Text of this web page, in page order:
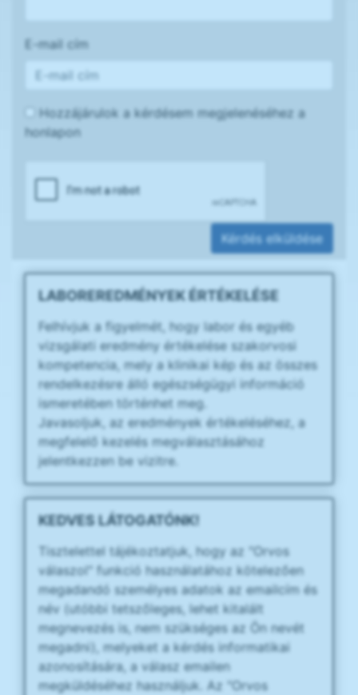
E-mail cím
Hozzájárulok a kérdésem megjelenéséhez a
honlapon
Kérdés elküldése
LABOREREDMÉNYEK ÉRTÉKELÉSE
Felhívjuk a figyelmét, hogy labor és egyéb
vizsgálati eredmény értékelése szakorvosi
kompetencia, mely a klinikai kép és az összes
rendelkezésre álló egészségügyi információ
ismeretében történhet meg.
Javasoljuk, az eredmények értékeléséhez, a
megfelelő kezelés megválasztásához
jelentkezzen be vizitre.
KEDVES LÁTOGATÓNK!
Tisztelettel tájékoztatjuk, hogy az "Orvos
válaszol" funkció használatához kötelezően
megadandó személyes adatok az emailcím és
név (utóbbi tetszőleges, lehet kitalált
megnevezés is, nem szükséges az Ön nevét
megadni), melyeket a kérdés informatikai
azonosítására, a válasz emailen
megküldéséhez használjuk. Az "Orvos